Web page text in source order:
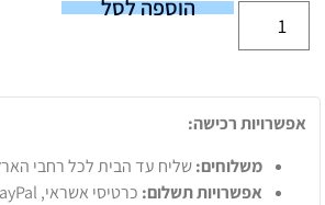
הוספה לסל
אפשרויות רכישה:
משלוחים:שליח עד הבית לכל רחבי הארץ ב-39 ש"ח (עבור חבילות עד
אפשרויות תשלום: